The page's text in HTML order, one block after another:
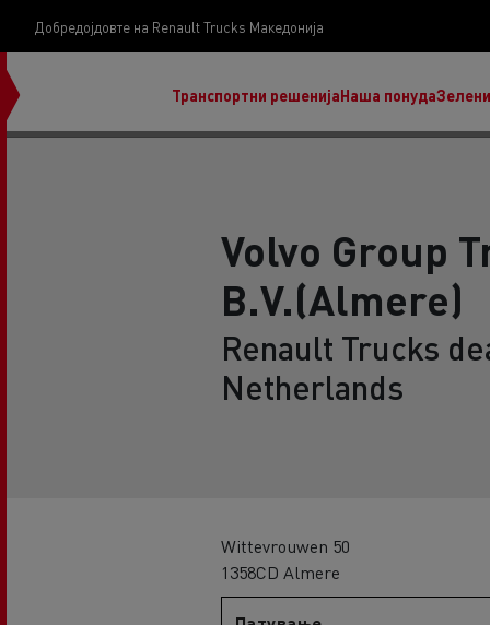
Добредојдовте на Renault Trucks Македонија
Транспортни решенијаНаша понуда
нашата визија
Volvo Group
B.V.(Almere)
Renault Trucks
Netherlands
Wittevrouwen 50
1358CD Almere